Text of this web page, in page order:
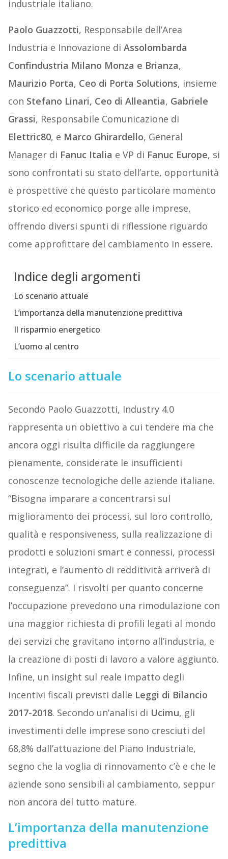
industriale italiano.
Paolo Guazzotti, Responsabile dell’Area
Industria e Innovazione di Assolombarda
Confindustria Milano Monza e Brianza,
Maurizio Porta, Ceo di Porta Solutions, insieme
con Stefano Linari, Ceo di Alleantia, Gabriele
Grassi, Responsabile Comunicazione di
Elettric80, e Marco Ghirardello, General
Manager di Fanuc Italia e VP di Fanuc Europe, si
sono confrontati su stato dell’arte, opportunità
e prospettive che questo particolare momento
storico ed economico porge alle imprese,
offrendo diversi spunti di riflessione riguardo
come approfittare del cambiamento in essere.
Indice degli argomenti
Lo scenario attuale
L’importanza della manutenzione predittiva
Il risparmio energetico
L’uomo al centro
Lo scenario attuale
Secondo Paolo Guazzotti, Industry 4.0
rappresenta un obiettivo a cui tendere ma che
ancora oggi risulta difficile da raggiungere
pienamente, considerate le insufficienti
conoscenze tecnologiche delle aziende italiane.
“Bisogna imparare a concentrarsi sul
miglioramento dei processi, sul loro controllo,
qualità e responsiveness, sulla realizzazione di
prodotti e soluzioni smart e connessi, processi
integrati, e l’aumento di redditività arriverà di
conseguenza”. I risvolti per quanto concerne
l’occupazione prevedono una rimodulazione con
una maggior richiesta di profili legati al mondo
dei servizi che gravitano intorno all’industria, e
la creazione di posti di lavoro a valore aggiunto.
Infine, un insight sul reale impatto degli
incentivi fiscali previsti dalle Leggi di Bilancio
2017-2018. Secondo un’analisi di Ucimu, gli
investimenti delle imprese sono cresciuti del
68,8% dall’attuazione del Piano Industriale,
segno che la voglia di rinnovamento c’è e che le
aziende sono sensibili al cambiamento, seppur
non ancora del tutto mature.
L’importanza della manutenzione
predittiva